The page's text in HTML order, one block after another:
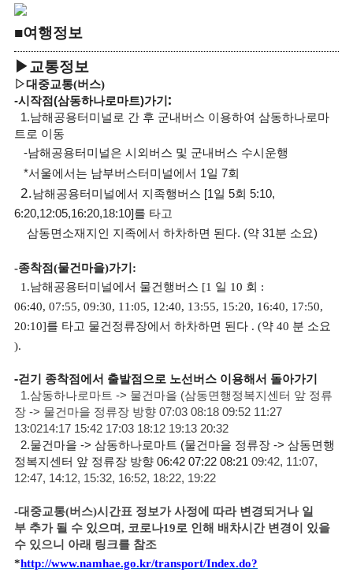
■여행정보
▶교통정보
▷대중교통(버스)
-시작점(삼동하나로마트)가기 :
1.남해공용터미널로 간 후 군내버스 이용하여 삼동하나로마
트 로 이동
-남해공용터미널은 시 외버스 및 군내버스 수시운행
*서울에서는 남부버스터미널에서 1일 7회
2.남해공용터미널에서 지족행버스 [1일 5회 5:10,
6:20,12:05,16:20,18:10]를 타고
삼동면소재지인 지족에서 하차하면 된다. (약 31분 소요)
-종착점(물건마을)가기 :
1.남해공용터미널에서 물건행버스 [1 일 10 회 :
06:40, 07:55, 09:30, 11:05, 12:40, 13:55, 15:20, 16:40, 17:50,
20:10]를 타고 물건정류장에서 하차하면 된다 . (약 40 분 소요
).
-걷기 종착점에서 출발점으로 노선버스 이용해서 돌아가기
1.삼동하나로마트 -> 물건마을 (삼동면행정복지센터 앞 정류
장 -> 물건마을 정류장 방향 07:03 08:18 09:52 11:27
13:0214:17 15:42 17:03 18:12 19:13 20:32
2.물건마을 -> 삼동하나로마트 (물건마을 정류장 -> 삼동면 행
정복지센터 앞 정류장 방향 06:42 07:22 08:21 09:42, 11:07,
12:47, 14:12, 15:32, 16:52, 18:22, 19:22
-대중교통(버스)시간표 정보가 사정에 따라 변경되거나 일
부 추가 될 수 있으며, 코로나19로 인해 배 차시간 변경이 있을
수 있으니 아래 링크를 참조
*http://www.namhae.go.kr/transport/Index.do?